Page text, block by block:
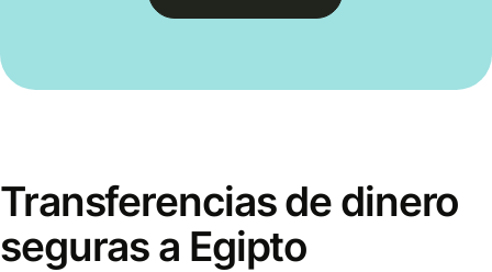
Transferencias de dinero
seguras a Egipto